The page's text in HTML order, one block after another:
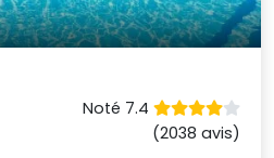
Noté 7.4
(2038 avis)